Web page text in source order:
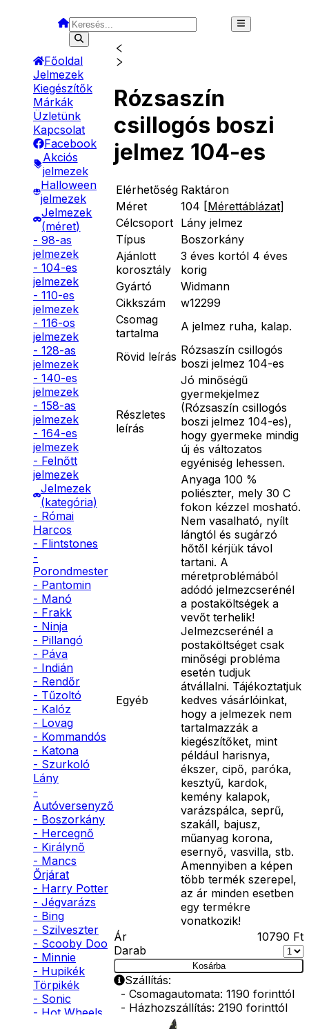
Főoldal
Jelmezek
Kiegészítők
Márkák
Üzletünk
Kapcsolat
Facebook
Akciós
jelmezek
Halloween
jelmezek
Jelmezek
(méret)
- 98-as
jelmezek
- 104-es
jelmezek
- 110-es
jelmezek
- 116-os
jelmezek
- 128-as
jelmezek
- 140-es
jelmezek
- 158-as
jelmezek
- 164-es
jelmezek
- Felnőtt
jelmezek
Jelmezek
(kategória)
- Római
Harcos
- Flintstones
-
Porondmester
- Pantomin
- Manó
- Frakk
- Ninja
- Pillangó
- Páva
- Indián
- Rendőr
- Tűzoltó
- Kalóz
- Lovag
- Kommandós
- Katona
- Szurkoló
Lány
-
Autóversenyző
- Boszorkány
- Hercegnő
- Királynő
- Mancs
Őrjárat
- Harry Potter
- Jégvarázs
- Bing
- Szilveszter
- Scooby Doo
- Minnie
- Hupikék
Törpikék
- Sonic
- Hot Wheels
Rózsaszín
csillogós boszi
jelmez 104-es
Elérhetőség Raktáron
Méret
104 [Mérettáblázat]
Célcsoport Lány jelmez
Típus
Boszorkány
Ajánlott
korosztály
3 éves kortól 4 éves
korig
Gyártó
Widmann
Cikkszám
w12299
Csomag
tartalma
A jelmez ruha, kalap.
Rövid leírás Rózsaszín csillogós
boszi jelmez 104-es
Részletes
leírás
Jó minőségű
gyermekjelmez
(Rózsaszín csillogós
boszi jelmez 104-es),
hogy gyermeke mindig
új és változatos
egyéniség lehessen.
Egyéb
Anyaga 100 %
poliészter, mely 30 C
fokon kézzel mosható.
Nem vasalható, nyílt
lángtól és sugárzó
hőtől kérjük távol
tartani. A
méretproblémából
adódó jelmezcserénél
a postaköltségek a
vevőt terhelik!
Jelmezcserénél a
postaköltséget csak
minőségi probléma
esetén tudjuk
átvállalni. Tájékoztatjuk
kedves vásárlóinkat,
hogy a jelmezek nem
tartalmazzák a
kiegészítőket, mint
például harisnya,
ékszer, cipő, paróka,
kesztyű, kardok,
kemény kalapok,
varázspálca, seprű,
szakáll, bajusz,
műanyag korona,
esernyő, vasvilla, stb.
Amennyiben a képen
több termék szerepel,
az ár minden esetben
egy termékre
vonatkozik!
Ár
10790 Ft
Darab
Kosárba
Szállítás:
- Csomagautomata: 1190 forinttól
- Házhozszállítás: 2190 forinttól
- Személyes átvétel: ingyenesen